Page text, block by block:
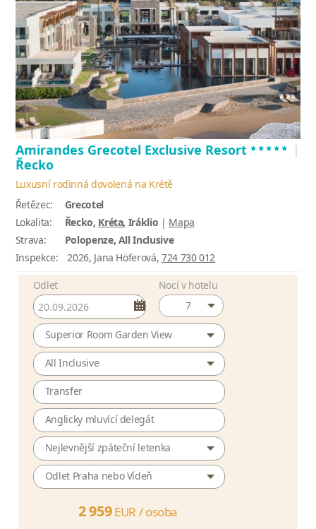
Amirandes Grecotel Exclusive Resort ***** |
Řecko
Luxusní rodinná dovolená na Krétě
Řetězec:
Grecotel
Lokalita:
Řecko, Kréta, Iráklio | Mapa
Strava:
Polopenze, All Inclusive
Inspekce:
2026, Jana Höferová, 724 730 012
Odlet
Nocí v hotelu
7
Superior Room Garden View
All Inclusive
Transfer
Anglicky mluvící delegát
Nejlevnější zpáteční letenka
Odlet Praha nebo Vídeň
2 959 EUR /osoba